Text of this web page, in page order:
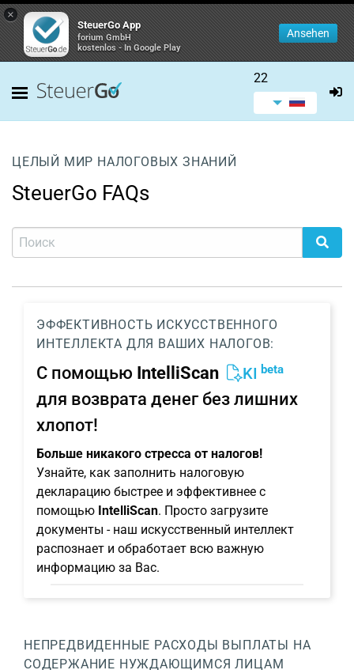
×
SteuerGo App
forium GmbH
kostenlos - In Google Play
Ansehen
22
ЦЕЛЫЙ МИР НАЛОГОВЫХ ЗНАНИЙ
SteuerGo FAQs
ЭФФЕКТИВНОСТЬ ИСКУССТВЕННОГО
ИНТЕЛЛЕКТА ДЛЯ ВАШИХ НАЛОГОВ:
С помощью IntelliScan KI beta
для возврата денег без лишних
хлопот!
Больше никакого стресса от налогов!
Узнайте, как заполнить налоговую
декларацию быстрее и эффективнее с
помощью IntelliScan. Просто загрузите
документы - наш искусственный интеллект
распознает и обработает всю важную
информацию за Вас.
НЕПРЕДВИДЕННЫЕ РАСХОДЫ ВЫПЛАТЫ НА
СОДЕРЖАНИЕ НУЖДАЮЩИМСЯ ЛИЦАМ